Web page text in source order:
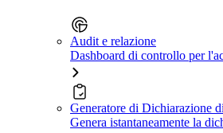
Audit e relazione
Dashboard di controllo per
Generatore di Dichiarazione
Genera istantaneamente la